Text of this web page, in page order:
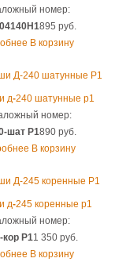
номер:
895 руб.
В корзину
д-240 шатунные р1
номер:
шат Р1890 руб.
В корзину
д-245 коренные р1
номер:
Р11 350 руб.
В корзину